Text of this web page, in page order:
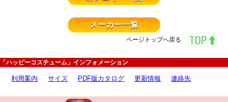
メーカー一覧
ページトップへ戻る
「ハッピーコスチューム」インフォメーション
利用案内 サイズ PDF版カタログ 更新情報 連絡先